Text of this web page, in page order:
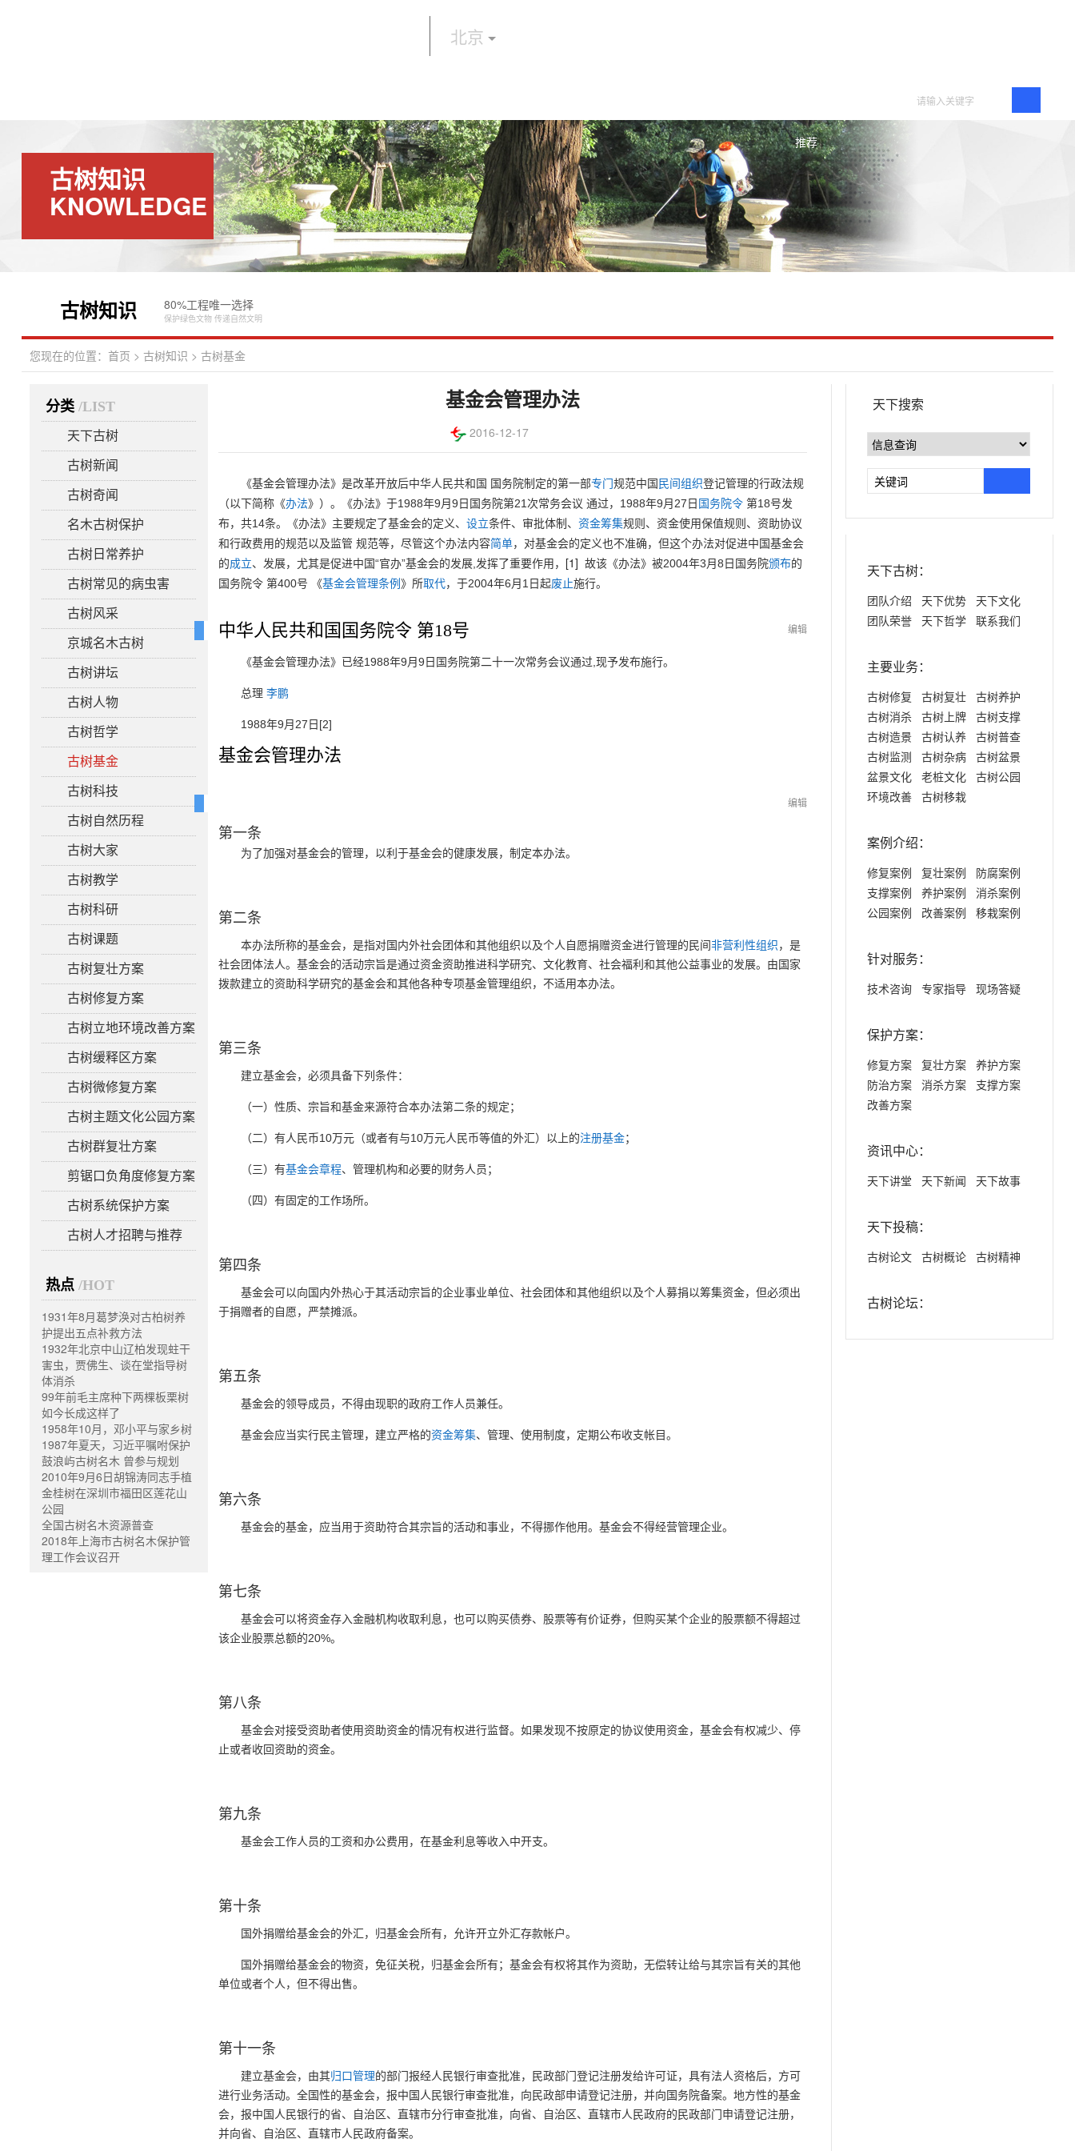
北京
推荐
古树知识
KNOWLEDGE
古树知识 80%工程唯一选择
保护绿色文物 传递自然文明
您现在的位置： 首页 > 古树知识 > 古树基金
分类/LIST
天下古树
古树新闻
古树奇闻
名木古树保护
古树日常养护
古树常见的病虫害
古树风采
京城名木古树
古树讲坛
古树人物
古树哲学
古树基金
古树科技
古树自然历程
古树大家
古树教学
古树科研
古树课题
古树复壮方案
古树修复方案
古树立地环境改善方案
古树缓释区方案
古树微修复方案
古树主题文化公园方案
古树群复壮方案
剪锯口负角度修复方案
古树系统保护方案
古树人才招聘与推荐
热点/HOT
1931年8月葛梦涣对古柏树养
护提出五点补救方法
1932年北京中山辽柏发现蛀干
害虫，贾佛生、谈在堂指导树
体消杀
99年前毛主席种下两棵板栗树
如今长成这样了
1958年10月，邓小平与家乡树
1987年夏天，习近平嘱咐保护
鼓浪屿古树名木 曾参与规划
2010年9月6日胡锦涛同志手植
金桂树在深圳市福田区莲花山
公园
全国古树名木资源普查
2018年上海市古树名木保护管
理工作会议召开
基金会管理办法
2016-12-17
《基金会管理办法》是改革开放后中华人民共和国 国务院制定的第一部专门规范中国 民间组织登记管理的行政法规
（以下简称《办法》）。《办法》于1988年9月9日国务院第21次常务会议 通过，1988年9月27日 国务院令 第18号发
布，共14条。《办法》主要规定了基金会的定义、设立条件、审批体制、资金筹集规则、资金使用保值规则、资助协议
和行政费用的规范以及监管 规范等，尽管这个办法内容简单，对基金会的定义也不准确，但这个办法对促进中国基金会
的成立、发展，尤其是促进中国“官办”基金会的发展,发挥了重要作用， [1] 故该《办法》被2004年3月8日国务院颁布的
国务院令 第400号 《基金会管理条例》所取代，于2004年6月1日起废止施行。
中华人民共和国国务院令 第18号 编辑
《基金会管理办法》已经1988年9月9日国务院第二十一次常务会议通过,现予发布施行。
总理李鹏
1988年9月27日[2]
基金会管理办法
编辑
第一条
为了加强对基金会的管理，以利于基金会的健康发展，制定本办法。
第二条
本办法所称的基金会，是指对国内外社会团体和其他组织以及个人自愿捐赠资金进行管理的民间非营利性组织，是
社会团体法人。基金会的活动宗旨是通过资金资助推进科学研究、文化教育、社会福利和其他公益事业的发展。由国家
拨款建立的资助科学研究的基金会和其他各种专项基金管理组织，不适用本办法。
第三条
建立基金会，必须具备下列条件：
（一）性质、宗旨和基金来源符合本办法第二条的规定；
（二）有人民币10万元（或者有与10万元人民币等值的外汇）以上的注册基金；
（三）有基金会章程、管理机构和必要的财务人员；
（四）有固定的工作场所。
第四条
基金会可以向国内外热心于其活动宗旨的企业事业单位、社会团体和其他组织以及个人募捐以筹集资金，但必须出
于捐赠者的自愿，严禁摊派。
第五条
基金会的领导成员，不得由现职的政府工作人员兼任。
基金会应当实行民主管理，建立严格的资金筹集、管理、使用制度，定期公布收支帐目。
第六条
基金会的基金，应当用于资助符合其宗旨的活动和事业，不得挪作他用。基金会不得经营管理企业。
第七条
基金会可以将资金存入金融机构收取利息，也可以购买债券、股票等有价证券，但购买某个企业的股票额不得超过
该企业股票总额的20%。
第八条
基金会对接受资助者使用资助资金的情况有权进行监督。如果发现不按原定的协议使用资金，基金会有权减少、停
止或者收回资助的资金。
第九条
基金会工作人员的工资和办公费用，在基金利息等收入中开支。
第十条
国外捐赠给基金会的外汇，归基金会所有，允许开立外汇存款帐户。
国外捐赠给基金会的物资，免征关税，归基金会所有；基金会有权将其作为资助，无偿转让给与其宗旨有关的其他
单位或者个人，但不得出售。
第十一条
建立基金会，由其归口管理的部门报经人民银行审查批准，民政部门登记注册发给许可证，具有法人资格后，方可
进行业务活动。全国性的基金会，报中国人民银行审查批准，向民政部申请登记注册，并向国务院备案。地方性的基金
会，报中国人民银行的省、自治区、直辖市分行审查批准，向省、自治区、直辖市人民政府的民政部门申请登记注册，
并向省、自治区、直辖市人民政府备案。
天下搜索
天下古树：
团队介绍 天下优势
天下文化
团队荣誉
天下哲学 联系我们
主要业务：
古树修复 古树复壮
古树养护
古树消杀
古树上牌
古树支撑
古树造景
古树认养
古树普查
古树监测
古树杂病
古树盆景
盆景文化
老桩文化
古树公园
环境改善
古树移栽
案例介绍：
修复案例 复壮案例
防腐案例
支撑案例
养护案例
消杀案例
公园案例
改善案例 移栽案例
针对服务：
技术咨询 专家指导 现场答疑
保护方案：
修复方案 复壮方案
养护方案
防治方案
消杀方案
支撑方案
改善方案
资讯中心：
天下讲堂 天下新闻 天下故事
天下投稿：
古树论文 古树概论 古树精神
古树论坛：